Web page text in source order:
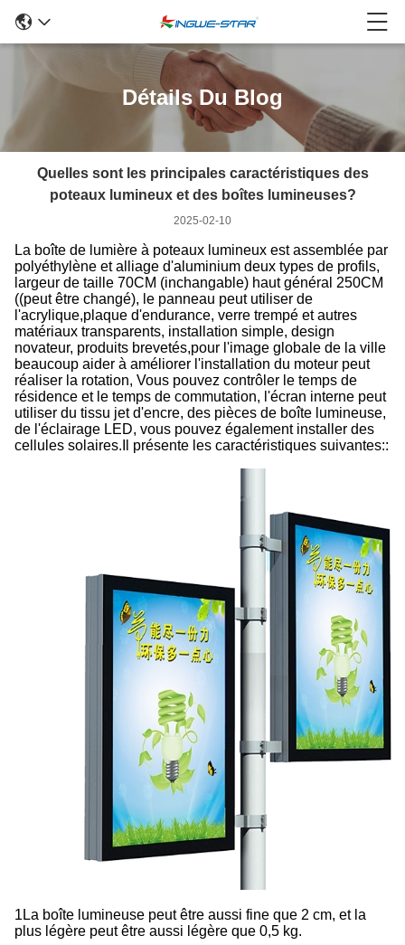
Détails Du Blog
Quelles sont les principales caractéristiques des
poteaux lumineux et des boîtes lumineuses?
2025-02-10
La boîte de lumière à poteaux lumineux est assemblée par
polyéthylène et alliage d'aluminium deux types de profils,
largeur de taille 70CM (inchangable) haut général 250CM
((peut être changé), le panneau peut utiliser de
l'acrylique,plaque d'endurance, verre trempé et autres
matériaux transparents, installation simple, design
novateur, produits brevetés,pour l'image globale de la ville
beaucoup aider à améliorer l'installation du moteur peut
réaliser la rotation, Vous pouvez contrôler le temps de
résidence et le temps de commutation, l'écran interne peut
utiliser du tissu jet d'encre, des pièces de boîte lumineuse,
de l'éclairage LED, vous pouvez également installer des
cellules solaires.Il présente les caractéristiques suivantes::
1La boîte lumineuse peut être aussi fine que 2 cm, et la
plus légère peut être aussi légère que 0,5 kg.